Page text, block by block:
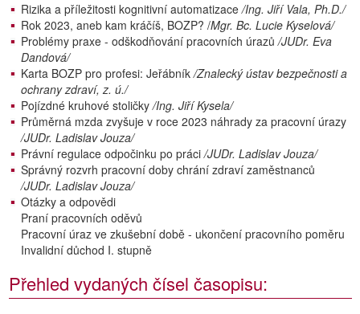
Rizika a příležitosti kognitivní automatizace/Ing. Jiří Vala, Ph.D./
Rok 2023, aneb kam kráčíš, BOZP? /Mgr. Bc. Lucie Kyselová/
Problémy praxe - odškodňování pracovních úrazů/JUDr. Eva
Dandová/
Karta BOZP pro profesi: Jeřábník/Znalecký ústav bezpečnosti a
ochrany zdraví, z. ú./
Pojízdné kruhové stoličky/Ing. Jiří Kysela/
Průměrná mzda zvyšuje v roce 2023 náhrady za pracovní úrazy
/JUDr. Ladislav Jouza/
Právní regulace odpočinku po práci/JUDr. Ladislav Jouza/
Správný rozvrh pracovní doby chrání zdraví zaměstnanců
/JUDr. Ladislav Jouza/
Otázky a odpovědi
Praní pracovních oděvů
Pracovní úraz ve zkušební době - ukončení pracovního poměru
Invalidní důchod I. stupně
Přehled vydaných čísel časopisu: